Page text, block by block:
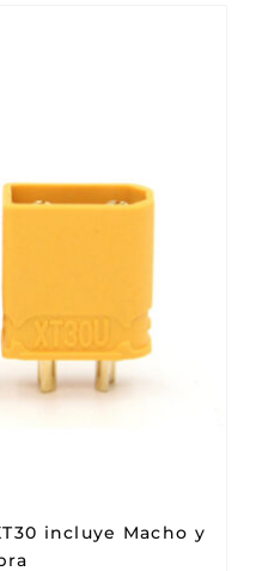
incluye Macho y